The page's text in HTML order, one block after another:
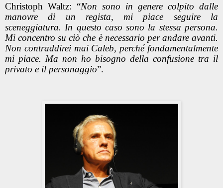
Christoph Waltz: “Non sono in genere colpito dalle
manovre di un regista, mi piace seguire la
sceneggiatura. In questo caso sono la stessa persona.
Mi concentro su ciò che è necessario per andare avanti.
Non contraddirei mai Caleb, perché fondamentalmente
mi piace. Ma non ho bisogno della confusione tra il
privato e il personaggio”.